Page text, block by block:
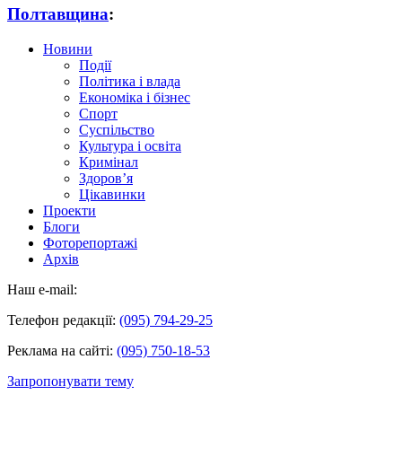
Полтавщина:
Новини
Події
Політика і влада
Економіка і бізнес
Спорт
Суспільство
Культура і освіта
Кримінал
Здоров’я
Цікавинки
Проекти
Блоги
Фоторепортажі
Архів
Наш e-mail:
Телефон редакції: (095) 794-29-25
Реклама на сайті: (095) 750-18-53
Запропонувати тему